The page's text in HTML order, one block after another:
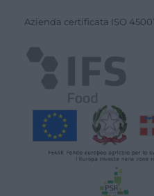
Azienda certiﬁcata ISO 45001